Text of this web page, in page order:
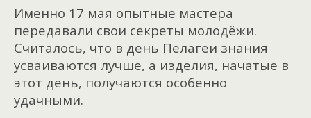
Именно 17 мая опытные мастера
передавали свои секреты молодёжи.
Считалось, что в день Пелагеи знания
усваиваются лучше, а изделия, начатые в
этот день, получаются особенно
удачными.